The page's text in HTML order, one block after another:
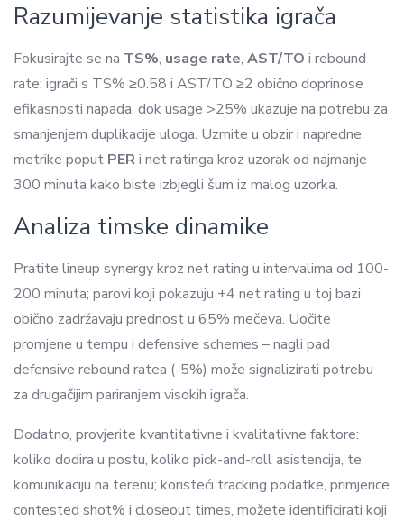
Razumijevanje statistika igrača
Fokusirajte se na TS%, usage rate, AST/TO i rebound
rate; igrači s TS% ≥0.58 i AST/TO ≥2 obično doprinose
efikasnosti napada, dok usage >25% ukazuje na potrebu za
smanjenjem duplikacije uloga. Uzmite u obzir i napredne
metrike poput PERi net ratinga kroz uzorak od najmanje
300 minuta kako biste izbjegli šum iz malog uzorka.
Analiza timske dinamike
Pratite lineup synergy kroz net rating u intervalima od 100-
200 minuta; parovi koji pokazuju +4 net rating u toj bazi
obično zadržavaju prednost u 65% mečeva. Uočite
promjene u tempu i defensive schemes – nagli pad
defensive rebound ratea (-5%) može signalizirati potrebu
za drugačijim pariranjem visokih igrača.
Dodatno, provjerite kvantitativne i kvalitativne faktore:
koliko dodira u postu, koliko pick-and-roll asistencija, te
komunikaciju na terenu; koristeći tracking podatke, primjerice
contested shot% i closeout times, možete identificirati koji